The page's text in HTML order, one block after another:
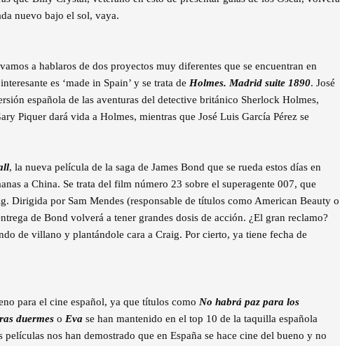
nuevo bajo el sol, vaya.
a hablaros de dos proyectos muy diferentes que se encuentran en
es ‘made in Spain’ y se trata de Holmes. Madrid suite 1890. José
española de las aventuras del detective británico Sherlock Holmes,
Piquer dará vida a Holmes, mientras que José Luis García Pérez se
, la nueva película de la saga de James Bond que se rueda estos días en
a China. Se trata del film número 23 sobre el superagente 007, que
Dirigida por Sam Mendes (responsable de títulos como American Beauty o
de Bond volverá a tener grandes dosis de acción. ¿El gran reclamo?
de villano y plantándole cara a Craig. Por cierto, ya tiene fecha de
para el cine español, ya que títulos como No habrá paz para los
duermes o Eva se han mantenido en el top 10 de la taquilla española
películas nos han demostrado que en España se hace cine del bueno y no